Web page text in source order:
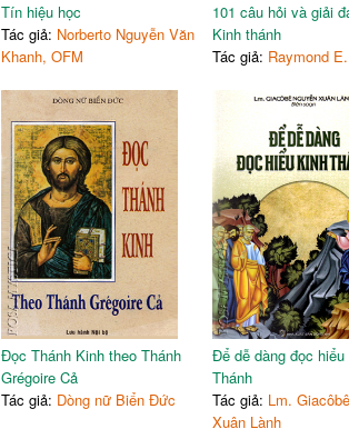
Tín hiệu học
Tác giả: Norberto Nguyễn Văn
Khanh, OFM
101 câu hỏi và giải
Kinh thánh
Tác giả: Raymond
Đọc Thánh Kinh theo Thánh
Grégoire Cả
Tác giả: Dòng nữ Biển Đức
Để dễ dàng đọc hiểu
Thánh
Tác giả: Lm.
Xuân Lành